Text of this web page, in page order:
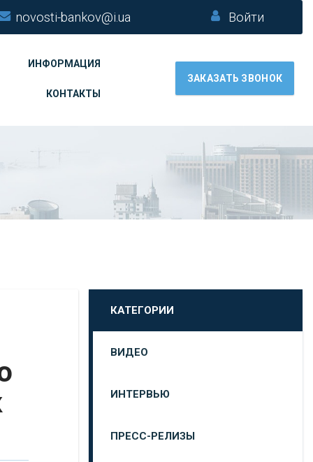
novosti-bankov@i.ua Войти
ИНФОРМАЦИЯ
КОНТАКТЫ
ЗАКАЗАТЬ ЗВОНОК
КАТЕГОРИИ
ВИДЕО
ИНТЕРВЬЮ
ПРЕСС-РЕЛИЗЫ